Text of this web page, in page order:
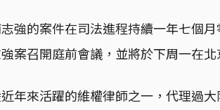
強的案件在司法進程持續一年七個
案召開庭前會議，並將於下周一在
年來活躍的維權律師之一，代理過